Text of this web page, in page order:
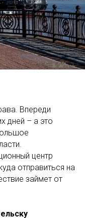
Впереди
дней – а это
центр
отправиться на
займет от